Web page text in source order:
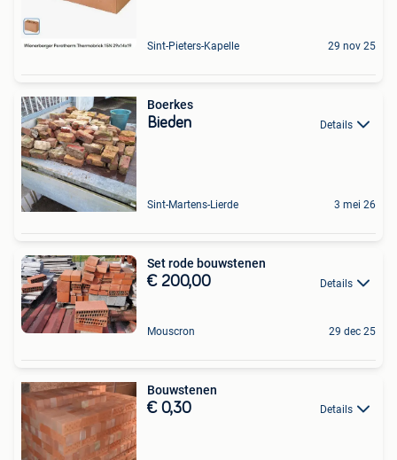
Sint-Pieters-Kapelle 29 nov 25
Boerkes
Bieden Details
Sint-Martens-Lierde 3 mei 26
Set rode bouwstenen
€ 200,00 Details
Mouscron 29 dec 25
Bouwstenen
€ 0,30 Details